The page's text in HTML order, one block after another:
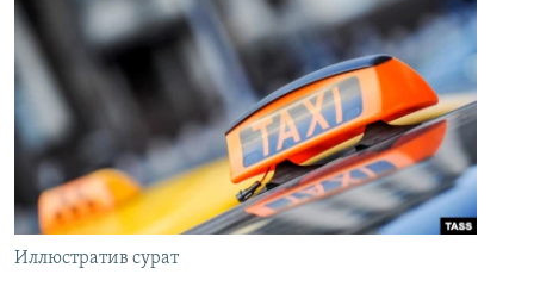
Иллюстратив сурат